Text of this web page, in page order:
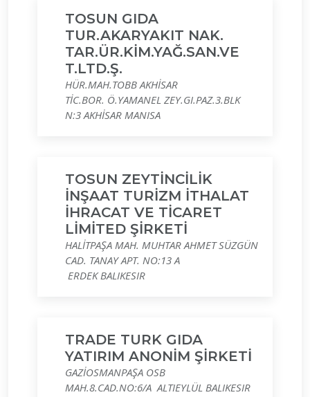
TOSUN GIDA
TUR.AKARYAKIT NAK.
TAR.ÜR.KİM.YAĞ.SAN.VE
T.LTD.Ş.
HÜR.MAH.TOBB AKHİSAR
TİC.BOR. Ö.YAMANEL ZEY.GI.PAZ.3.BLK
N:3 AKHİSAR MANISA
TOSUN ZEYTİNCİLİK
İNŞAAT TURİZM İTHALAT
İHRACAT VE TİCARET
LİMİTED ŞİRKETİ
HALİTPAŞA MAH. MUHTAR AHMET SÜZGÜN
CAD. TANAY APT. NO:13 A
ERDEK BALIKESIR
TRADE TURK GIDA
YATIRIM ANONİM ŞİRKETİ
GAZİOSMANPAŞA OSB
MAH.8.CAD.NO:6/A ALTIEYLÜL BALIKESIR